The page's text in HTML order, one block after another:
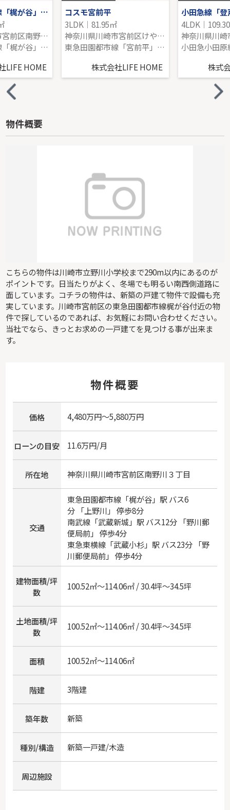
東急田園都市線「梶が谷」新築分譲
神奈川県川崎市宮前区南野川３丁目
東急田園都市線「梶が谷」駅 バス6分 「上野川」 停歩8分
LIFE HOME
コスモ宮前平
3LDK｜81.95㎡
神奈川県川崎市宮前区けやき平
東急田園都市線「宮前平」駅 徒歩17分
株式会社LIFE HOME
小田急線「
4LDK｜
株式
物件概要
こちらの物件は川崎市立野川小学校まで290m以内にあるのが
ポイントです。日当たりがよく、冬場でも明るい南西側道路に
面しています。コチラの物件は、新築の戸建て物件で設備も充
実しています。川崎市宮前区の東急田園都市線梶が谷付近の物
件で探しているのであれば、お気軽にお問い合わせください。
当社でなら、きっとお求めの一戸建てを見つける事が出来ま
す。
物件概要
価格 4,480万円～5,880万円
ローンの目安 11.6万円/月
所在地 神奈川県川崎市宮前区南野川３丁目
交通
東急田園都市線「梶が谷」駅 バス6
分 「上野川」 停歩8分
南武線「武蔵新城」駅 バス12分 「野川郵
便局前」 停歩4分
東急東横線「武蔵小杉」駅 バス23分 「野
川郵便局前」 停歩4分
建物面積/坪
数
100.52㎡～114.06㎡ / 30.4坪～34.5坪
土地面積/坪
数
100.52㎡～114.06㎡ / 30.4坪～34.5坪
面積 100.52㎡～114.06㎡
階建 3階建
築年数 新築
種別/構造 新築一戸建/木造
周辺施設